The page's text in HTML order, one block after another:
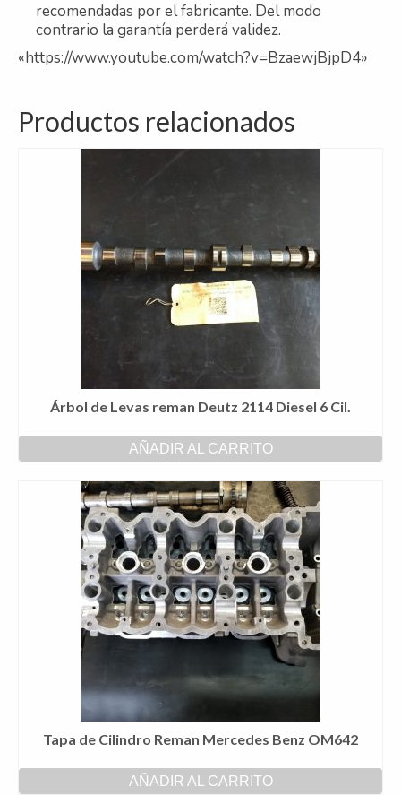
recomendadas por el fabricante. Del modo
contrario la garantía perderá validez.
«https://www.youtube.com/watch?v=BzaewjBjpD4»
Productos relacionados
Árbol de Levas reman Deutz 2114 Diesel 6 Cil.
AÑADIR AL CARRITO
Tapa de Cilindro Reman Mercedes Benz OM642
AÑADIR AL CARRITO